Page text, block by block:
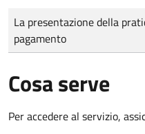
Tipo di pagamento
Importo
La presentazione della
pagamento
Cosa serve
Per accedere al servizio,